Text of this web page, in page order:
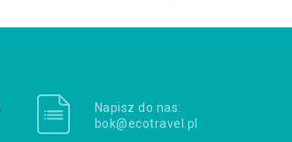
Napisz do nas:
bok@ecotravel.pl